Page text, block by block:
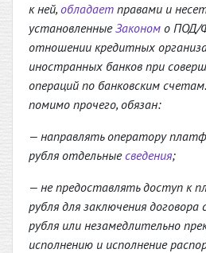
к ней, обладает правами и
установленныеЗаконом о ПОД/
отношении кредитных
иностранных банков при
операций по банковским
помимо прочего, обязан:
— направлять оператору
рубля отдельныесведения;
— не предоставлять доступ к
рубля для заключения
рубля или незамедлительно
исполнению и исполнение